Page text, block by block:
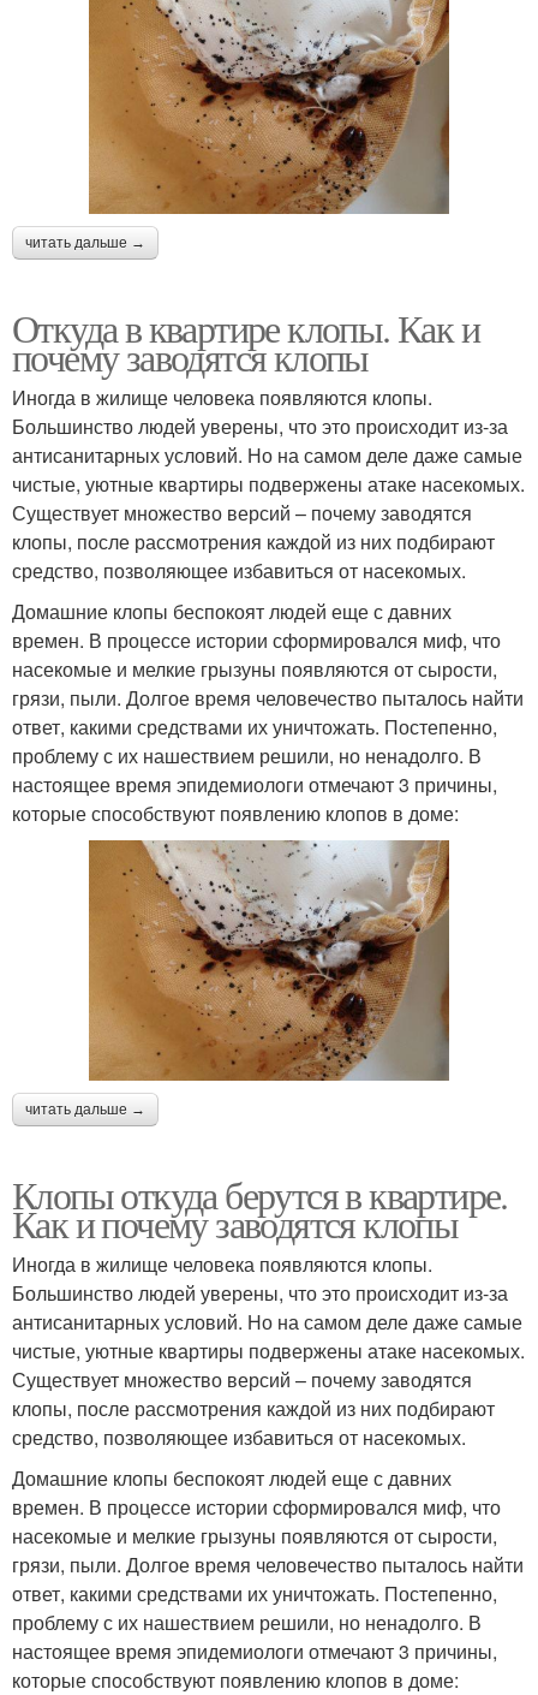
читать дальше →
Откуда в квартире клопы. Как и
почему заводятся клопы
Иногда в жилище человека появляются клопы.
Большинство людей уверены, что это происходит из-за
антисанитарных условий. Но на самом деле даже самые
чистые, уютные квартиры подвержены атаке насекомых.
Существует множество версий – почему заводятся
клопы, после рассмотрения каждой из них подбирают
средство, позволяющее избавиться от насекомых.
Домашние клопы беспокоят людей еще с давних
времен. В процессе истории сформировался миф, что
насекомые и мелкие грызуны появляются от сырости,
грязи, пыли. Долгое время человечество пыталось найти
ответ, какими средствами их уничтожать. Постепенно,
проблему с их нашествием решили, но ненадолго. В
настоящее время эпидемиологи отмечают 3 причины,
которые способствуют появлению клопов в доме:
читать дальше →
Клопы откуда берутся в квартире.
Как и почему заводятся клопы
Иногда в жилище человека появляются клопы.
Большинство людей уверены, что это происходит из-за
антисанитарных условий. Но на самом деле даже самые
чистые, уютные квартиры подвержены атаке насекомых.
Существует множество версий – почему заводятся
клопы, после рассмотрения каждой из них подбирают
средство, позволяющее избавиться от насекомых.
Домашние клопы беспокоят людей еще с давних
времен. В процессе истории сформировался миф, что
насекомые и мелкие грызуны появляются от сырости,
грязи, пыли. Долгое время человечество пыталось найти
ответ, какими средствами их уничтожать. Постепенно,
проблему с их нашествием решили, но ненадолго. В
настоящее время эпидемиологи отмечают 3 причины,
которые способствуют появлению клопов в доме: